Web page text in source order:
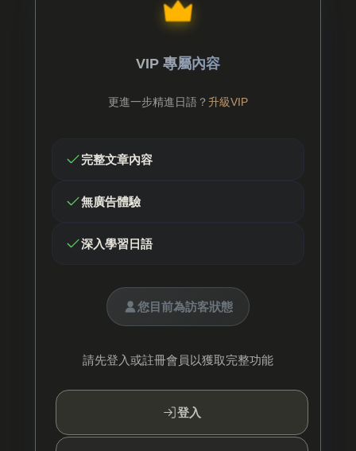
VIP 專屬內容
更進一步精進日語？ 升級VIP
完整文章內容
無廣告體驗
深入學習日語
您目前為訪客狀態
請先登入或註冊會員以獲取完整功能
登入